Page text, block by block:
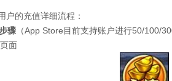
的充值详细流程：
骤 （App Store目前支持账户进行50/100/
面